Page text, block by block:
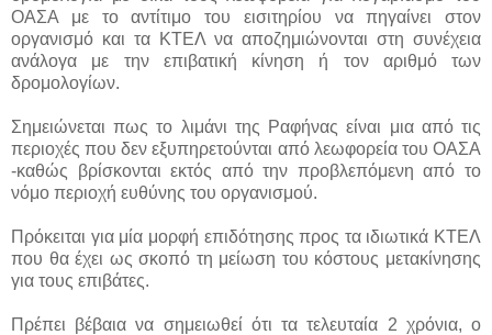
ΟΑΣΑ με το αντίτιμο του εισιτηρίου να πηγαίνει στον
οργανισμό και τα ΚΤΕΛ να αποζημιώνονται στη συνέχεια
ανάλογα με την επιβατική κίνηση ή τον αριθμό των
δρομολογίων.
Σημειώνεται πως το λιμάνι της Ραφήνας είναι μια από τις
περιοχές που δεν εξυπηρετούνται από λεωφορεία του ΟΑΣΑ
-καθώς βρίσκονται εκτός από την προβλεπόμενη από το
νόμο περιοχή ευθύνης του οργανισμού.
Πρόκειται για μία μορφή επιδότησης προς τα ιδιωτικά ΚΤΕΛ
που θα έχει ως σκοπό τη μείωση του κόστους μετακίνησης
για τους επιβάτες.
Πρέπει βέβαια να σημειωθεί ότι τα τελευταία 2 χρόνια, ο